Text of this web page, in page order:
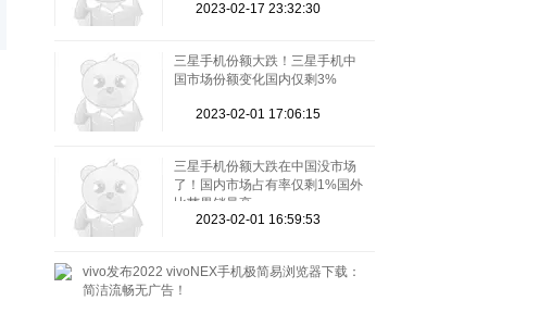
2023-02-17 23:32:30
三星手机份额大跌！三星手机中
国市场份额变化国内仅剩3%
2023-02-01 17:06:15
三星手机份额大跌在中国没市场
了！国内市场占有率仅剩1%国外
比苹果销量高
2023-02-01 16:59:53
vivo发布2022 vivoNEX手机极简易浏览器下载：
简洁流畅无广告！